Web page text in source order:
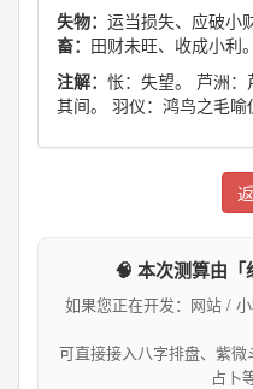
失物： 运当损失、应破小
畜： 田财未旺、收成小利。
注解： 怅：失望。 芦洲
其间。 羽仪：鸿鸟之毛喻
🧠 本次测算由
如果您正在开发：网站 /
可直接接入八字排盘、紫
占卜